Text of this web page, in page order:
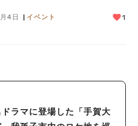
4日 イベント 1
ラマに登場した「手賀大